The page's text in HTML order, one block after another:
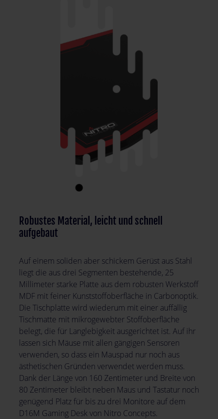
Robustes Material, leicht und schnell
aufgebaut
Auf einem soliden aber schickem Gerüst aus Stahl
liegt die aus drei Segmenten bestehende, 25
Millimeter starke Platte aus dem robusten Werkstoff
MDF mit feiner Kunststoffoberfläche in Carbonoptik.
Die Tischplatte wird wiederum mit einer auffällig
Tischmatte mit mikrogewebter Stoffoberfläche
belegt, die für Langlebigkeit ausgerichtet ist. Auf ihr
lassen sich Mäuse mit allen gängigen Sensoren
verwenden, so dass ein Mauspad nur noch aus
ästhetischen Gründen verwendet werden muss.
Dank der Länge von 160 Zentimeter und Breite von
80 Zentimeter bleibt neben Maus und Tastatur noch
genügend Platz für bis zu drei Monitore auf dem
D16M Gaming Desk von Nitro Concepts.